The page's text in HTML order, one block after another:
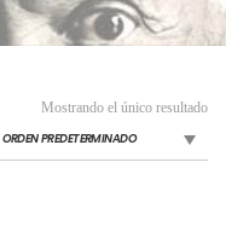
Mostrando el único resultado